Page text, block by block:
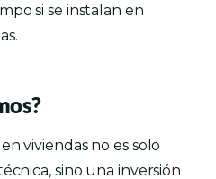
si se instalan en
viviendas no es solo
sino una inversión